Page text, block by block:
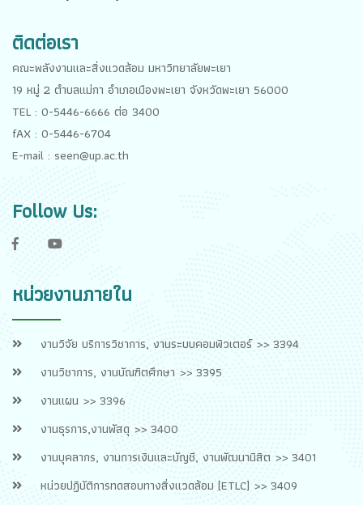
ติดต่อเรา
คณะพลังงานและสิ่งแวดล้อม มหาวิทยาลัยพะเยา
19 หมู่ 2 ตำบลแม่กา อำเภอเมืองพะเยา จังหวัดพะเยา 56000
TEL : 0-5446-6666 ต่อ 3400
fAX : 0-5446-6704
E-mail : seen@up.ac.th
Follow Us:
หน่วยงานภายใน
งานวิจัย บริการวิชาการ, งานระบบคอมพิวเตอร์ >> 3394
งานวิชาการ, งานบัณฑิตศึกษา >> 3395
งานแผน >> 3396
งานธุรการ,งานพัสดุ >> 3400
งานบุคลากร, งานการเงินและบัญชี, งานพัฒนานิสิต >> 3401
หน่วยปฏิบัติการทดสอบทางสิ่งแวดล้อม [ETLC] >> 3409